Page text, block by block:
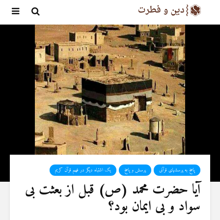
پاسخ به پرسشهای قرآنی پرسش و پاسخ یک اشتباه دیگر در فهم قرآن کریم
آیا حضرت محمد (ص) قبل از بعثت بی
سواد و بی ایمان بود؟